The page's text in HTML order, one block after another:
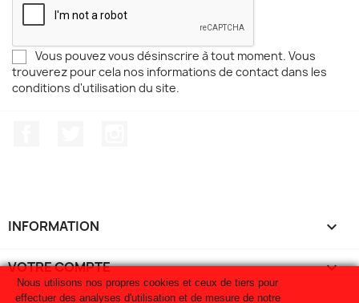
Vous pouvez vous désinscrire à tout moment. Vous
trouverez pour cela nos informations de contact dans les
conditions d'utilisation du site.
INFORMATION 
VOTRE COMPTE 
Nous utilisons nos propres cookies et ceux de tiers pour
effectuer des analyses d'utilisation et de mesure de notre